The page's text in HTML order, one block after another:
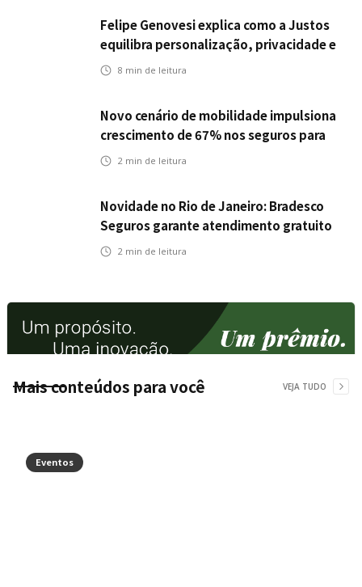
Felipe Genovesi explica como a Justos
equilibra personalização, privacidade e
tecnologia
8 min de leitura
Novo cenário de mobilidade impulsiona
crescimento de 67% nos seguros para
veículos elétricos da Bradesco Seguros
2 min de leitura
Novidade no Rio de Janeiro: Bradesco
Seguros garante atendimento gratuito
na Ponte Rio-Niterói
2 min de leitura
Mais conteúdos para você VEJA TUDO
Eventos